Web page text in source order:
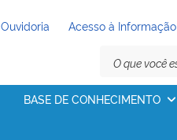
Ouvidoria Acesso à Informação
BASE DE CONHECIMENTO